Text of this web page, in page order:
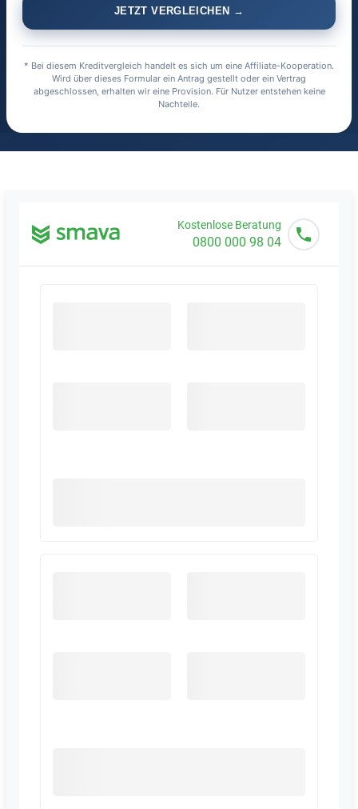
JETZT VERGLEICHEN →
* Bei diesem Kreditvergleich handelt es sich um eine Affiliate-Kooperation.
Wird über dieses Formular ein Antrag gestellt oder ein Vertrag
abgeschlossen, erhalten wir eine Provision. Für Nutzer entstehen keine
Nachteile.